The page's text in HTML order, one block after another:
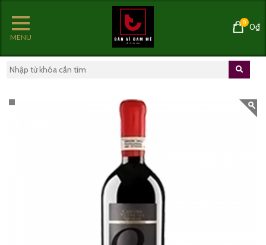
MENU
0 0₫